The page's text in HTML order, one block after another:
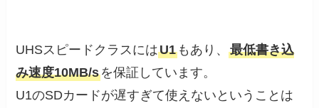
UHSスピードクラスにはU1 もあり、最低書き込
み速度10MB/sを保証しています。
U1のSDカードが遅すぎて使えないということは